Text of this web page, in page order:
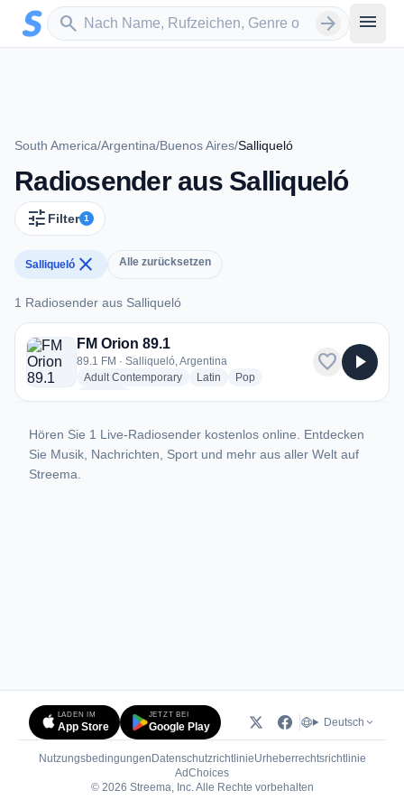
Zum Hauptinhalt springen
search
Sender suchen arrow_forward menu
South America/Argentina/Buenos Aires/Salliqueló
Radiosender aus Salliqueló
tune Filter 1
Salliqueló close Alle zurücksetzen
1 Radiosender aus Salliqueló
1 Radiosender aus Salliqueló
FM Orion 89.1
89.1 FM · Salliqueló, Argentina
Adult Contemporaryradio stations
Latin radio stations
Popradio stations
favorite play_arrow
Hören Sie 1 Live-Radiosender kostenlos online. Entdecken
Sie Musik, Nachrichten, Sport und mehr aus aller Welt auf
Streema.
LADEN IM
App Store
JETZT BEI
Google Play Deutsch
Nutzungsbedingungen DatenschutzrichtlinieUrheberrechtsrichtlinie
AdChoices(öffnet in neuem Tab)
© 2026 Streema, Inc. Alle Rechte vorbehalten